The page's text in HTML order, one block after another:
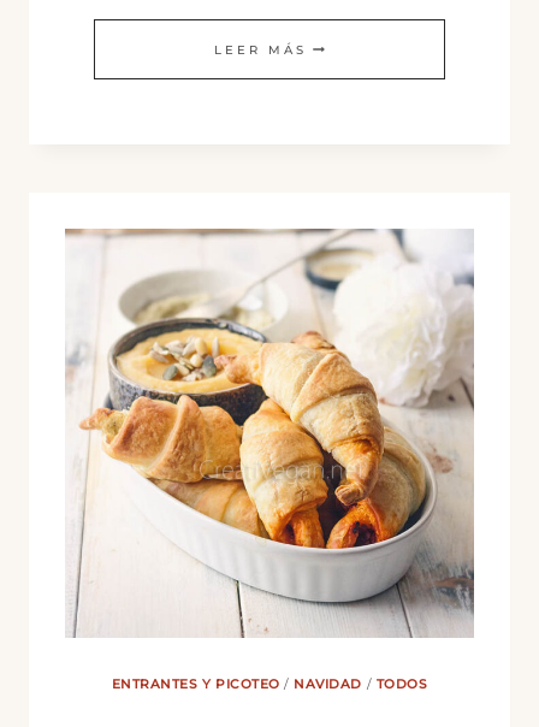
LEER MÁS ZACUSCA
(UNTABLE
ENTRANTES Y PICOTEO / NAVIDAD / TODOS